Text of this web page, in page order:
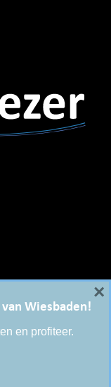
Wiesbaden!
en profiteer.
×